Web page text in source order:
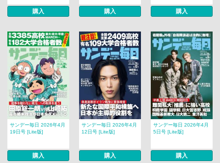
購入 購入 購入
サンデー毎日 2026年4月
19日号 [Lite版]
購入
サンデー毎日 2026年4月
12日号 [Lite版]
購入
サンデー毎日 2026年4月
5日号 [Lite版]
購入